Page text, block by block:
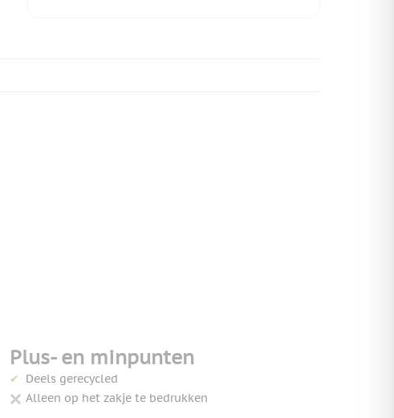
Plus- en minpunten
Deels gerecycled
Alleen op het zakje te bedrukken